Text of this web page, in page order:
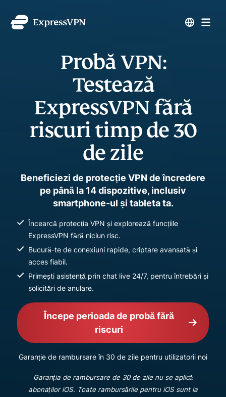
Probă VPN:
Testează
ExpressVPN fără
riscuri timp de 30
de zile
Beneficiezi de protecție VPN de încredere
pe până la 14 dispozitive, inclusiv
smartphone-ul și tableta ta.
Încearcă protecția VPN și explorează funcțiile
ExpressVPN fără niciun risc.
Bucură-te de conexiuni rapide, criptare avansată și
acces fiabil.
Primești asistență prin chat live 24/7, pentru întrebări și
solicitări de anulare.
Începe perioada de probă fără
riscuri
Garanție de rambursare în 30 de zile pentru utilizatorii noi
Garanția de rambursare de 30 de zile nu se aplică
abonaților iOS. Toate rambursările pentru iOS sunt la